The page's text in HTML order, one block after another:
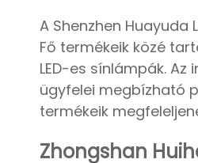
A Shenzhen
Fő termékeik közé
LED-es sínlámpák.
ügyfelei megbízható
termékeik
Zhongshan